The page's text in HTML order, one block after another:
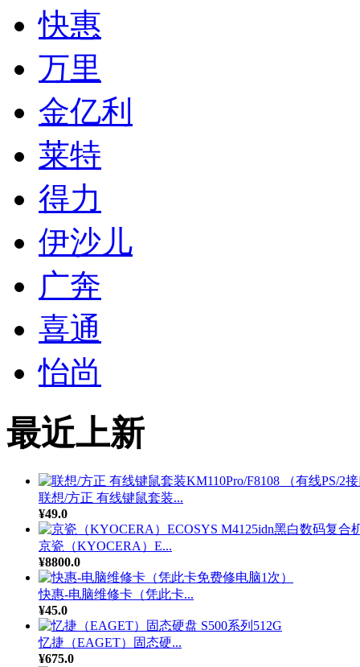
快惠
万里
金亿利
莱特
得力
伊沙儿
广奔
喜通
怡尚
最近上新
联想/方正 有线键鼠套装...
¥49.0
京瓷（KYOCERA）E...
¥8800.0
快惠-电脑维修卡（凭此卡...
¥45.0
忆捷（EAGET）固态硬...
¥675.0